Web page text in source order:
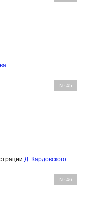
№ 45
Д. Кардовского
№ 46